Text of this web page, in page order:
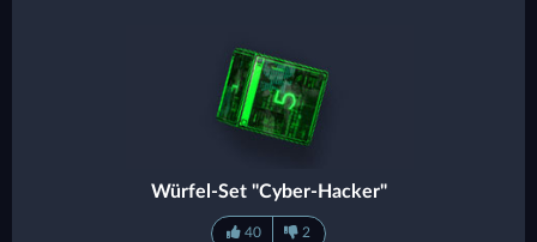
Würfel-Set "Cyber-Hacker"
40 2